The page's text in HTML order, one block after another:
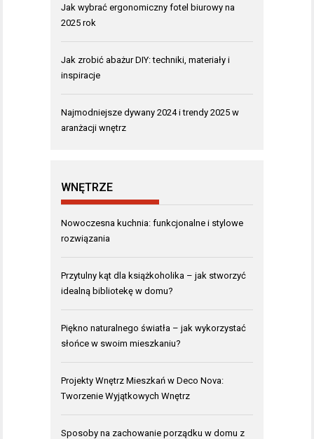
Jak wybrać ergonomiczny fotel biurowy na
2025 rok
Jak zrobić abażur DIY: techniki, materiały i
inspiracje
Najmodniejsze dywany 2024 i trendy 2025 w
aranżacji wnętrz
WNĘTRZE
Nowoczesna kuchnia: funkcjonalne i stylowe
rozwiązania
Przytulny kąt dla książkoholika – jak stworzyć
idealną bibliotekę w domu?
Piękno naturalnego światła – jak wykorzystać
słońce w swoim mieszkaniu?
Projekty Wnętrz Mieszkań w Deco Nova:
Tworzenie Wyjątkowych Wnętrz
Sposoby na zachowanie porządku w domu z